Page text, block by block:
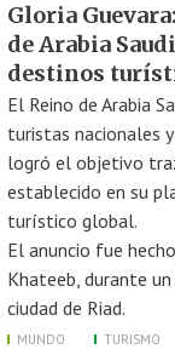
Gloria
de Arabia
destinos
El Reino de Arabia
turistas nacionales
logró el objetivo
establecido en su
turístico global.
El anuncio fue
Khateeb, durante
ciudad de Riad.
MUNDO TURISMO